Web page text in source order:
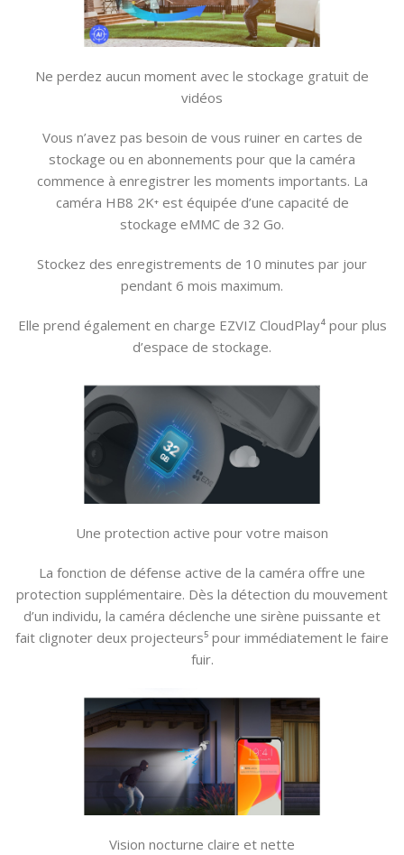
Ne perdez aucun moment avec le stockage gratuit de
vidéos
Vous n’avez pas besoin de vous ruiner en cartes de
stockage ou en abonnements pour que la caméra
commence à enregistrer les moments importants. La
caméra HB8 2K⁺ est équipée d’une capacité de
stockage eMMC de 32 Go.
Stockez des enregistrements de 10 minutes par jour
pendant 6 mois maximum.
Elle prend également en charge EZVIZ CloudPlay⁴ pour plus
d’espace de stockage.
Une protection active pour votre maison
La fonction de défense active de la caméra offre une
protection supplémentaire. Dès la détection du mouvement
d’un individu, la caméra déclenche une sirène puissante et
fait clignoter deux projecteurs⁵ pour immédiatement le faire
fuir.
Vision nocturne claire et nette